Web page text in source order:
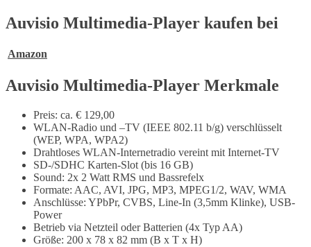
Auvisio Multimedia-Player kaufen bei
Amazon
Auvisio Multimedia-Player Merkmale
Preis: ca. € 129,00
WLAN-Radio und –TV (IEEE 802.11 b/g) verschlüsselt
(WEP, WPA, WPA2)
Drahtloses WLAN-Internetradio vereint mit Internet-TV
SD-/SDHC Karten-Slot (bis 16 GB)
Sound: 2x 2 Watt RMS und Bassrefelx
Formate: AAC, AVI, JPG, MP3, MPEG1/2, WAV, WMA
Anschlüsse: YPbPr, CVBS, Line-In (3,5mm Klinke), USB-
Power
Betrieb via Netzteil oder Batterien (4x Typ AA)
Größe: 200 x 78 x 82 mm (B x T x H)